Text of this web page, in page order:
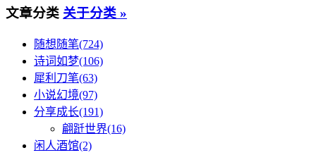
文章分类 关于分类 »
随想随笔(724)
诗词如梦(106)
犀利刀笔(63)
小说幻境(97)
分享成长(191)
翩跹世界(16)
闲人酒馆(2)